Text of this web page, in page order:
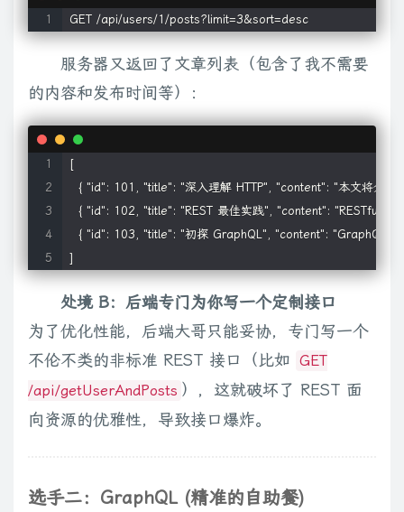
GET /api/users/1/posts?limit=3&sort=desc
服务器又返回了文章列表（包含了我不需要
的内容和发布时间等）：
[
{ "id": 101, "title": "深入理解 HTTP", "content": "本文将介
{ "id": 102, "title": "REST 最佳实践", "content": "RESTful
{ "id": 103, "title": "初探 GraphQL", "content": "GraphQL
处境 B：后端专门为你写一个定制接口
为了优化性能，后端大哥只能妥协，专门写一个
不伦不类的非标准 REST 接口（比如 GET
/api/getUserAndPosts ），这就破坏了 REST 面
向资源的优雅性，导致接口爆炸。
选手二：GraphQL (精准的自助餐)